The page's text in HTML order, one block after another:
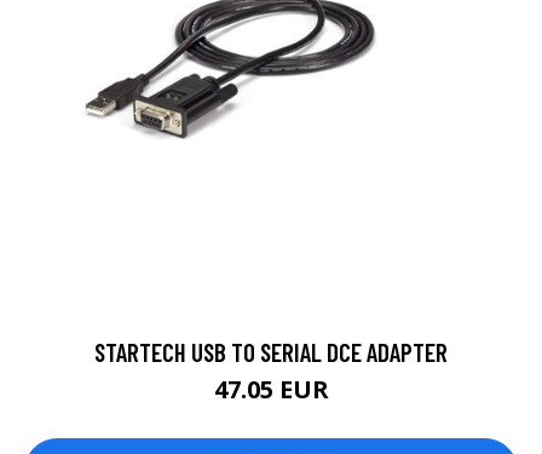
STARTECH USB TO SERIAL DCE ADAPTER
47.05 EUR